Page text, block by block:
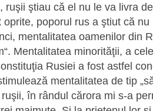
ruşii ştiau că el nu le va livra
poporul rus a ştiut că
mentalitatea oamenilor din
Mentalitatea minorităţii, a
Rusiei a fost astfel
mentalitatea de tip
în rândul cărora mi s-a